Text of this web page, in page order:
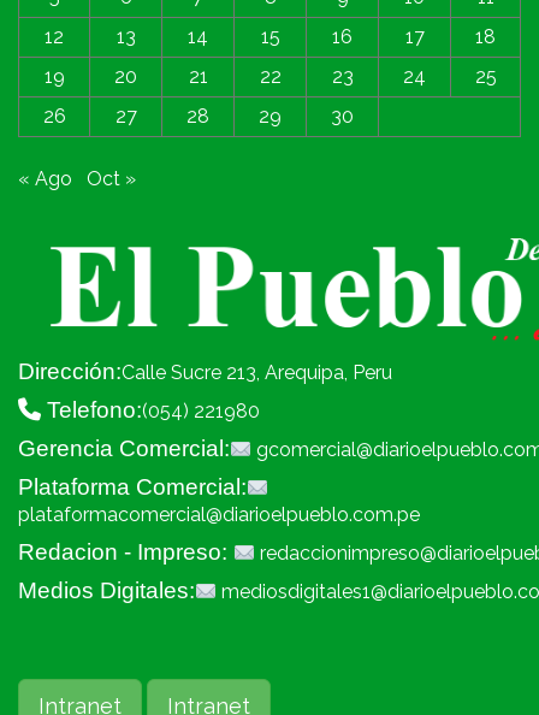
12
13 14 15 16 17
18
19
20 21 22 23 24
25
26
27 28 29 30
« Ago Oct »
Dirección:Calle Sucre 213, Arequipa, Peru
Telefono:(054) 221980
Gerencia Comercial:
Plataforma Comercial:
plataformacomercial@diarioelpueblo.com.pe
Redacion - Impreso:
Medios Digitales:
Intranet Intranet